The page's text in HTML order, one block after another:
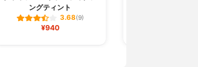
ングティント
3.68(9)
¥940